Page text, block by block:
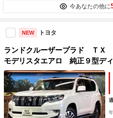
今あなたの他に
NEW トヨタ
ランドクルーザープラド Ｔ
モデリスタエアロ 純正９型デ
カメラ 衝突被害軽減システ
レザーシート 前席シートエア
サー